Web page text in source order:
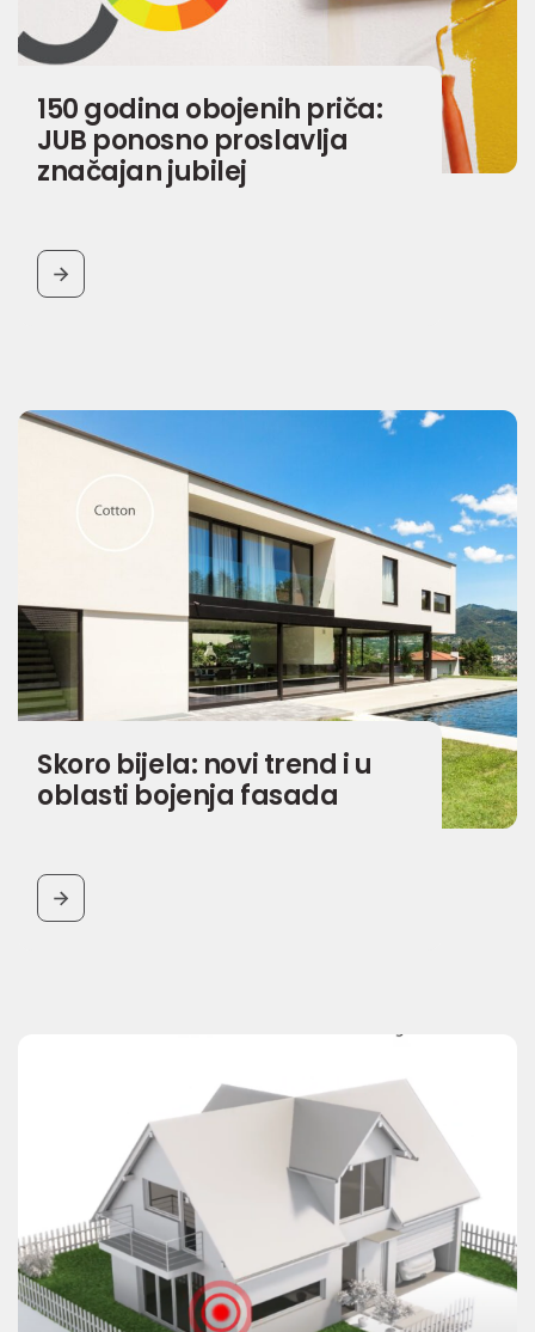
150 godina obojenih priča:
JUB ponosno proslavlja
značajan jubilej
BUTTON
Skoro bijela: novi trend i u
oblasti bojenja fasada
BUTTON